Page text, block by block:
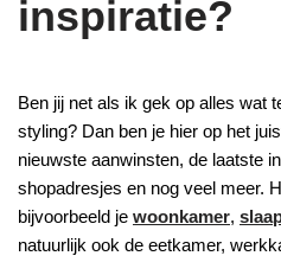
inspiratie?
Ben jij net als ik gek op alles wat
styling? Dan ben je hier op het
nieuwste aanwinsten, de laatste
shopadresjes en nog veel meer.
bijvoorbeeld je woonkamer,
natuurlijk ook de eetkamer,